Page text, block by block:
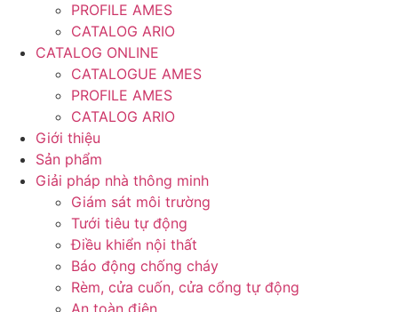
PROFILE AMES
CATALOG ARIO
CATALOG ONLINE
CATALOGUE AMES
PROFILE AMES
CATALOG ARIO
Giới thiệu
Sản phẩm
Giải pháp nhà thông minh
Giám sát môi trường
Tưới tiêu tự động
Điều khiển nội thất
Báo động chống cháy
Rèm, cửa cuốn, cửa cổng tự động
An toàn điện